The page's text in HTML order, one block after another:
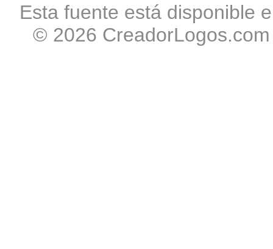
Esta fuente está disponible
© 2026